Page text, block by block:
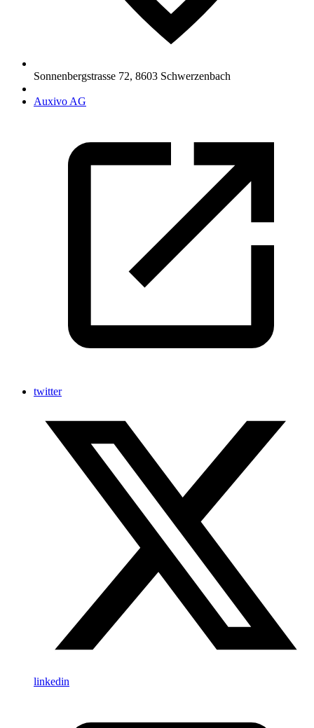
Sonnenbergstrasse 72, 8603 Schwerzenbach
Auxivo AG
twitter
linkedin